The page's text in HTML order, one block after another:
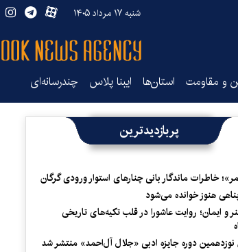
شنبه ۱۷ مرداد ۱۴۰۵
و مقاومت استان‌ها ایبنا پلاس چندرسانه‌ای
پربازدیدترین
خاطرات ماندگار بانی چنارهای استوار ورودی گرگان
هنوز خوانده می‌شود
و ایمان؛ روایت عاشورا در قلب تکیه‌های تاریخی
نوزدهمین دوره جایزه ادبی «جلال آل‌احمد» منتشر شد